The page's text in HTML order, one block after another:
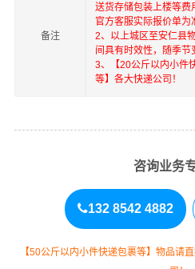
备注
送货存储包装上楼等费
官方客服实际报价单为
2、以上城区 至安仁县
间具有时效性，随季节
3、【20公斤以内小件
等】各大快递公司！
咨询业务
132 8542 4882
【50公斤以内小件快递包裹等】物品请